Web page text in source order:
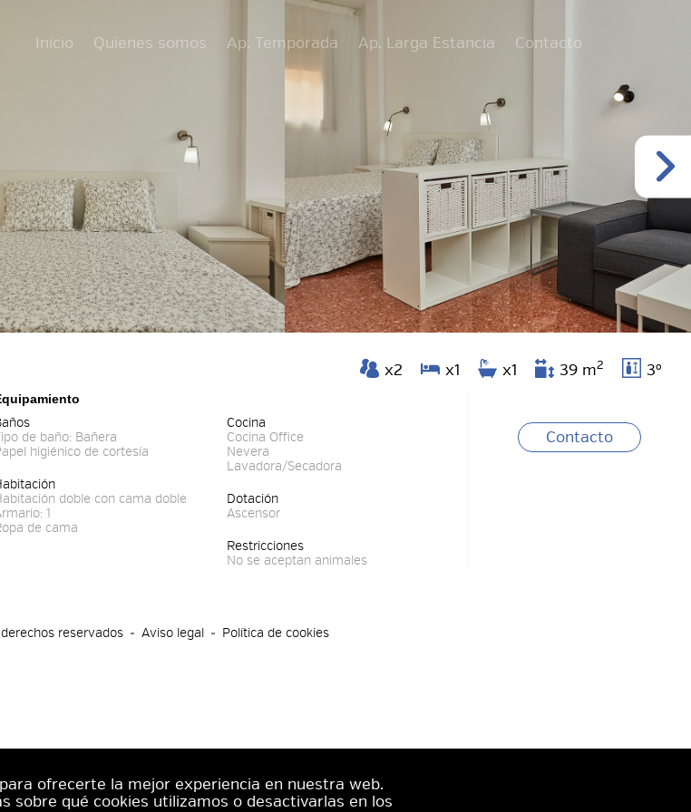
Inicio Quienes somos Ap. Temporada Ap. Larga Estancia Contacto
x2 x1 x1 39 m2 3º
de baño: Bañera
higiénico de cortesía
doble con cama doble
1
de cama
Cocina
Cocina Office
Nevera
Lavadora/Secadora
Dotación
Ascensor
Restricciones
No se aceptan animales
Contacto
reservados Aviso legal Política de cookies
ofrecerte la mejor experiencia en nuestra web.
sobre qué cookies utilizamos o desactivarlas en los